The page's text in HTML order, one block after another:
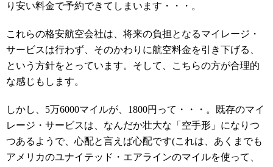
り安い料金で予約できてしまいます・・・。
これらの格安航空会社は、将来の負担となるマイレージ・
サービスは行わず、そのかわりに航空料金を引き下げる、
という方針をとっています。そして、こちらの方が合理的
な感じもします。
しかし、5万6000マイルが、1800円って・・・。既存のマイ
レージ・サービスは、なんだか壮大な「空手形」になりつ
つあるようで、心配と言えば心配です(これは、あくまでも
アメリカのユナイテッド・エアラインのマイルを使って、